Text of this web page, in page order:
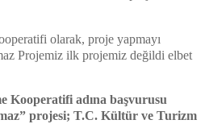
olarak, proje yapmayı
Projemiz ilk projemiz değildi elbet
Kooperatifi adına başvurusu
projesi; T.C. Kültür ve Turizm